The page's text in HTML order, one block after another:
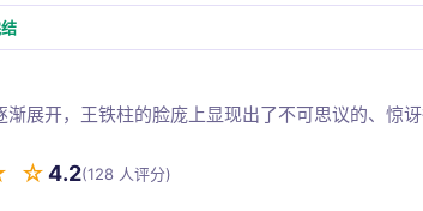
渐展开，王铁柱的脸庞上显现出了不可思议的、惊
☆4.2(128 人评分)